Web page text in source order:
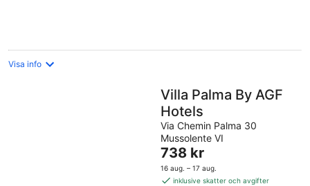
Visa info
Villa Palma By AGF
Hotels
Via Chemin Palma 30
Mussolente VI
Priset
är
738 kr
738 kr
16 aug. – 17 aug.
inklusive skatter och avgifter